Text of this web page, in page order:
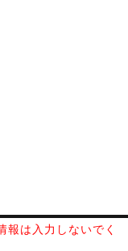
は入力しないでく